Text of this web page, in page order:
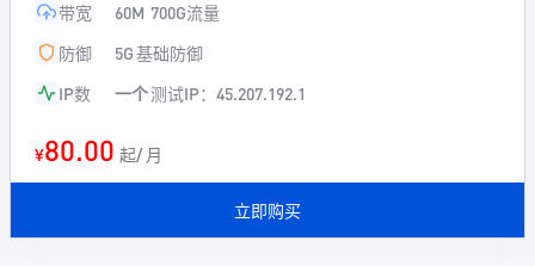
带宽
60M 700G流量
防御
5G基础防御
IP数
一个测试IP：45.207.192.1
¥80.00 起/ 月
立即购买